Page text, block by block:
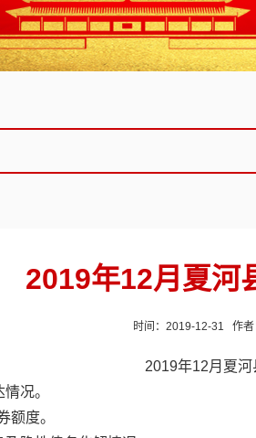
2019年12月夏河
时间：2019-12-31 作者
2019年12月夏
况。
额度。